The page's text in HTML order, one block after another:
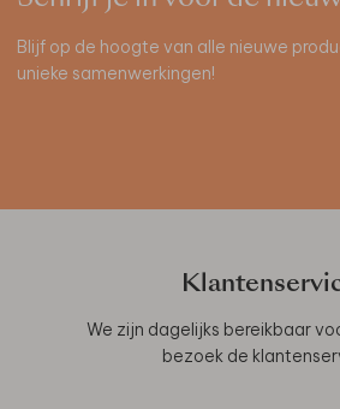
Blijf op de hoogte van alle nieuwe
unieke samenwerkingen!
We zijn dagelijks bereikbaar
bezoek de